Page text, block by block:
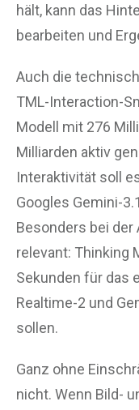
hält, kann das
bearbeiten und
Auch die
TML-Interaction-
Modell mit 276
Milliarden aktiv
Interaktivität soll
Googles Gemini-
Besonders bei
relevant: Thinking
Sekunden für das
Realtime-2 und
sollen.
Ganz ohne
nicht. Wenn Bild-